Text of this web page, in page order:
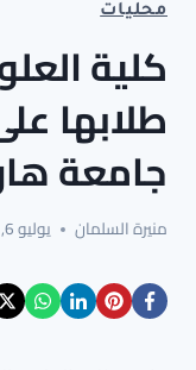
محليات
كلية
طلابها
جامعة
منيرة السلمان يوليو 6, 2026